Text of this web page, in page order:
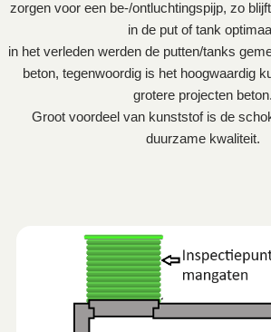
zorgen voor een be-/ontluchtingspijp, zo
in de put of tank
in het verleden werden de putten/tanks
beton, tegenwoordig is het hoogwaardig
grotere projecten beton.
Groot voordeel van kunststof is de
duurzame kwaliteit.